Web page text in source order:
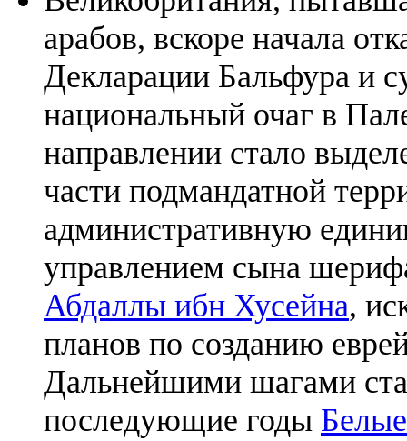
арабов, вскоре начала
Декларации Бальфура и
национальный очаг в
направлении стало
части подмандатной
административную
управлением сына
Абдаллы ибн Хусейна,
планов по созданию
Дальнейшими шагами
последующие годы